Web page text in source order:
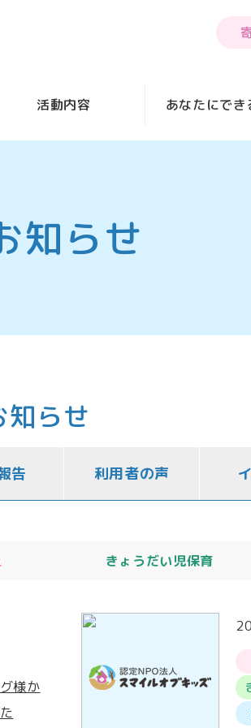
活動内容 あなたにでき
知らせ
らせ
告 利用者の声
きょうだい児保育
様か